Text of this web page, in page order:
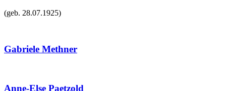
(geb. 28.07.1925)
Gabriele Methner
Anne-Else Paetzold